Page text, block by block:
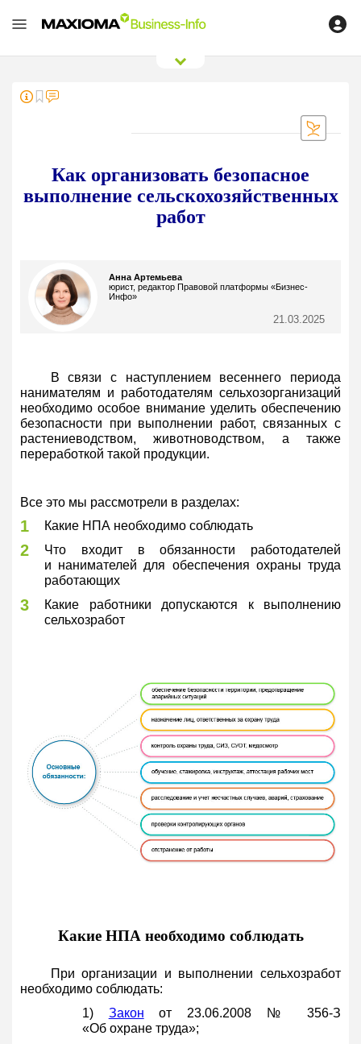
Как организовать безопасное
выполнение сельскохозяйственных
работ
Анна Артемьева
юрист, редактор Правовой платформы «Бизнес-
Инфо»
21.03.2025
В связи с наступлением весеннего периода
нанимателям и работодателям сельхозорганизаций
необходимо особое внимание уделить обеспечению
безопасности при выполнении работ, связанных с
растениеводством, животноводством, а также
переработкой такой продукции.
Все это мы рассмотрели в разделах:
1 Какие НПА необходимо соблюдать
2
Что входит в обязанности работодателей
и нанимателей для обеспечения охраны труда
работающих
3
Какие работники допускаются к выполнению
сельхозработ
Какие НПА необходимо соблюдать
При организации и выполнении сельхозработ
необходимо соблюдать:
1) Закон от 23.06.2008 № 356-З
«Об охране труда»;